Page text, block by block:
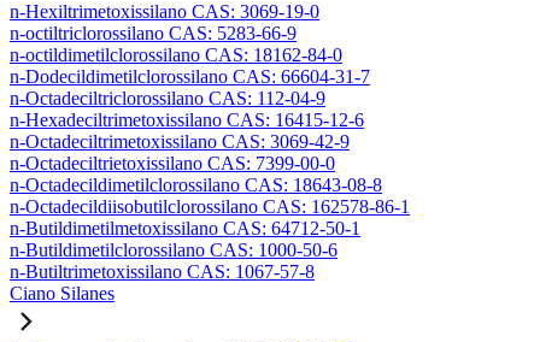
n-Hexiltrimetoxissilano CAS: 3069-19-0
n-octiltriclorossilano CAS: 5283-66-9
n-octildimetilclorossilano CAS: 18162-84-0
n-Dodecildimetilclorossilano CAS: 66604-31-7
n-Octadeciltriclorossilano CAS: 112-04-9
n-Hexadeciltrimetoxissilano CAS: 16415-12-6
n-Octadeciltrimetoxissilano CAS: 3069-42-9
n-Octadeciltrietoxissilano CAS: 7399-00-0
n-Octadecildimetilclorossilano CAS: 18643-08-8
n-Octadecildiisobutilclorossilano CAS: 162578-86-1
n-Butildimetilmetoxissilano CAS: 64712-50-1
n-Butildimetilclorossilano CAS: 1000-50-6
n-Butiltrimetoxissilano CAS: 1067-57-8
Ciano Silanes